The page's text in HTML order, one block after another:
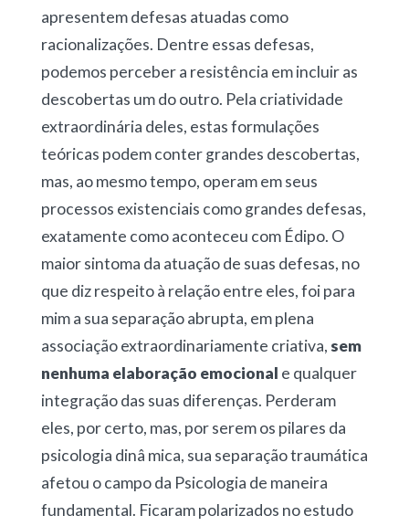
apresentem defesas atuadas como
racionalizações. Dentre essas defesas,
podemos perceber a resistência em incluir as
descobertas um do outro. Pela criatividade
extraordinária deles, estas formulações
teóricas podem conter grandes descobertas,
mas, ao mesmo tempo, operam em seus
processos existenciais como grandes defesas,
exatamente como aconteceu com Édipo. O
maior sintoma da atuação de suas defesas, no
que diz respeito à relação entre eles, foi para
mim a sua separação abrupta, em plena
associação extraordinariamente criativa, sem
nenhuma elaboração emocional e qualquer
integração das suas diferenças. Perderam
eles, por certo, mas, por serem os pilares da
psicologia dinâ mica, sua separação traumática
afetou o campo da Psicologia de maneira
fundamental. Ficaram polarizados no estudo